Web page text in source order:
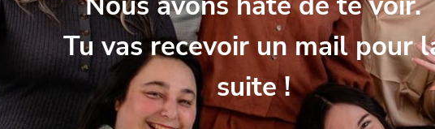
Tu vas recevoir un mail pour
suite !